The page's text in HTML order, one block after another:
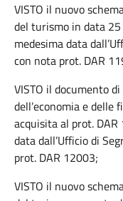
VISTO il nuovo
del turismo in data
medesima data
con nota prot. DAR
VISTO il documento
dell’economia e
acquisita al prot.
data dall’Ufficio di
prot. DAR 12003;
VISTO il nuovo